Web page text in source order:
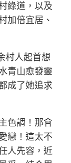
綠道，以及
加倍宜居、
村人起首想
青山愈發靈
成了她追求
色調！那會
戀！這太不
人先容，近